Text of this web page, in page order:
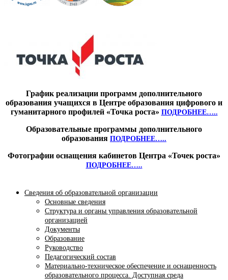
График реализации программ дополнительного
образования учащихся в Центре образования цифрового и
гуманитарного профилей «Точка роста» ПОДРОБНЕЕ…..
Образовательные программы дополнительного
образования ПОДРОБНЕЕ…..
Фотографии оснащения кабинетов Центра «Точек роста»
ПОДРОБНЕЕ…..
Сведения об образовательной организации
Основные сведения
Структура и органы управления образовательной
организацией
Документы
Образование
Руководство
Педагогический состав
Материально-техническое обеспечение и оснащенность
образовательного процесса. Доступная среда